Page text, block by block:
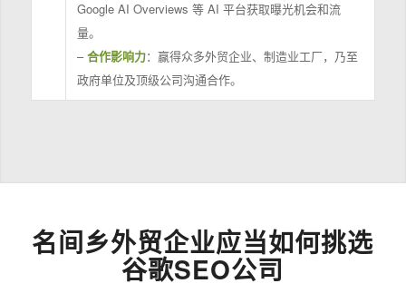
Google AI Overviews 等 AI 平台获取曝光机会和流
量。
–合作影响力：赢得众多外贸企业、制造业工厂，乃至
政府单位及顶级公司沟通合作。
名间乡外贸企业应当如何挑选
谷歌SEO公司